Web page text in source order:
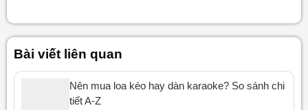
Bài viết liên quan
Nên mua loa kéo hay dàn karaoke? So sánh chi
tiết A-Z